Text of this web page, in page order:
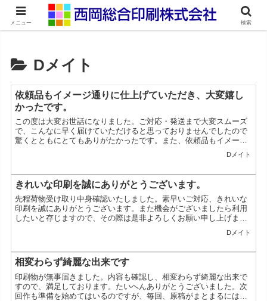
ネット印刷通販・オンデマンド印刷
Dメイト
依頼品もイメージ通りに仕上げていただき、大変嬉し
かったです。
この度は大変お世話になりました。ご対応・発送まで大変スムーズ
で、こんなに早く届けていただけると思っておりませんでしたので
驚くとともにとてもありがたかったです。また、依頼品もイメージ
Dメイト
きれいな印刷を誠にありがとうございます。
先程荷物受け取り中身確認いたしました。素早いご対応、きれいな
印刷を誠にありがとうございます。また機会がございましたら利用
したいと存じますので、その際は是非よろしくお願い申し上げま
Dメイト
相変わらず綺麗な出来です
印刷物が無事届きました。内容も確認し、相変わらず綺麗な出来で
すので、満足しております。たいへんありがとうございました。次
回作も準備を始めてはいるのですが、毎回、原稿がまとまるには、
メニュー 検索